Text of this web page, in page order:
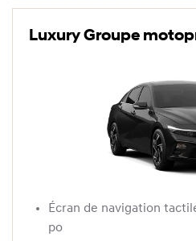
Luxury Groupe
Écran de navigation
po